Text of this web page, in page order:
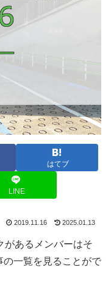
はてブ
LINE
2019.11.16 2025.01.13
があるメンバーはそ
一覧を見ることがで